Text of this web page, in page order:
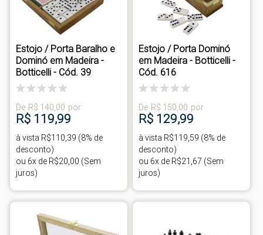
Estojo / Porta Baralho e
Dominó em Madeira -
Botticelli - Cód. 39
Classificação:
De R$ 140,00 por
R$ 119,99
à vista R$110,39 (8% de
desconto)
ou 6x de R$20,00 (Sem
juros)
Estojo / Porta Dominó
em Madeira - Botticelli -
Cód. 616
Classificação:
De R$ 150,00 por
R$ 129,99
à vista R$119,59 (8% de
desconto)
ou 6x de R$21,67 (Sem
juros)